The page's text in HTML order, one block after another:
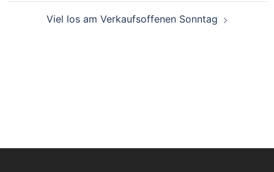
Viel los am Verkaufsoffenen Sonntag